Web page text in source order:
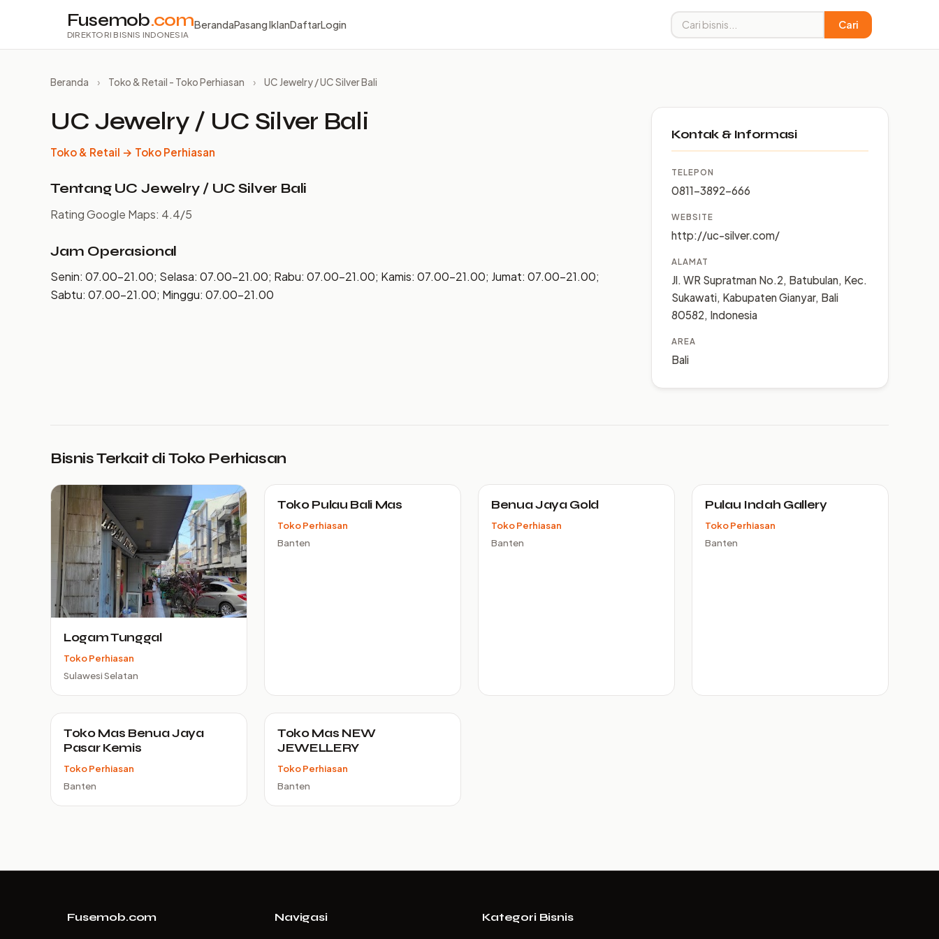
Fusemob.com
DIREKTORI BISNIS INDONESIA
BerandaPasang IklanDaftarLogin Cari
Beranda › Toko & Retail - Toko Perhiasan › UC Jewelry / UC Silver Bali
UC Jewelry / UC Silver Bali
Toko & Retail → Toko Perhiasan
Tentang UC Jewelry / UC Silver Bali
Rating Google Maps: 4.4/5
Jam Operasional
Senin: 07.00–21.00; Selasa: 07.00–21.00; Rabu: 07.00–21.00; Kamis: 07.00–21.00; Jumat: 07.00–21.00;
Sabtu: 07.00–21.00; Minggu: 07.00–21.00
Kontak & Informasi
TELEPON
0811-3892-666
WEBSITE
http://uc-silver.com/
ALAMAT
Jl. WR Supratman No.2, Batubulan, Kec.
Sukawati, Kabupaten Gianyar, Bali
80582, Indonesia
AREA
Bali
Bisnis Terkait di Toko Perhiasan
Logam Tunggal
Toko Perhiasan
Sulawesi Selatan
Toko Pulau Bali Mas
Toko Perhiasan
Banten
Benua Jaya Gold
Toko Perhiasan
Banten
Pulau Indah Gallery
Toko Perhiasan
Banten
Toko Mas Benua Jaya
Pasar Kemis
Toko Perhiasan
Banten
Toko Mas NEW
JEWELLERY
Toko Perhiasan
Banten
Fusemob.com Navigasi Kategori Bisnis